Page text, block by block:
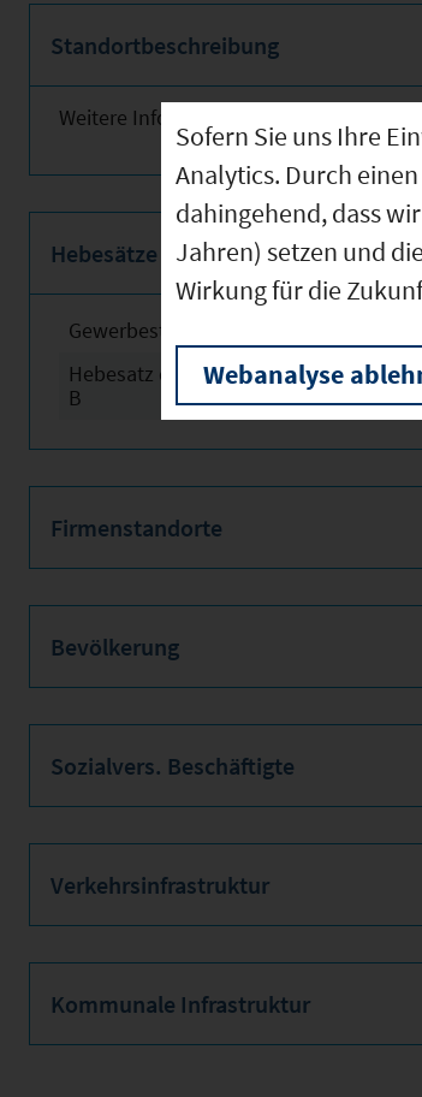
Standortbeschreibung
Weitere Informationen finden Sie
Hebesätze
Gewerbesteuerhebesatz
Hebesatz der Grundsteuer
B
2024
Firmenstandorte
Bevölkerung
Sozialvers. Beschäftigte
Verkehrsinfrastruktur
Kommunale Infrastruktur
Sofern Sie uns Ihre
Analytics. Durch
dahingehend, dass
Jahren) setzen und
Wirkung für die
Webanalyse